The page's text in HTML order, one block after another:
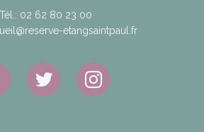
Tél.: 02 62 80 23 00
etangsaintpaul.fr